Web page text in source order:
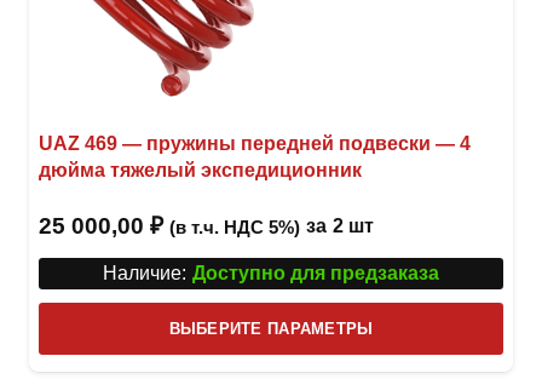
UAZ 469 — пружины передней подвески — 4
дюйма тяжелый экспедиционник
25 000,00 ₽ (в т.ч. НДС 5%) за 2 шт
Наличие: Доступно для предзаказа
ВЫБЕРИТЕ ПАРАМЕТРЫ
товар